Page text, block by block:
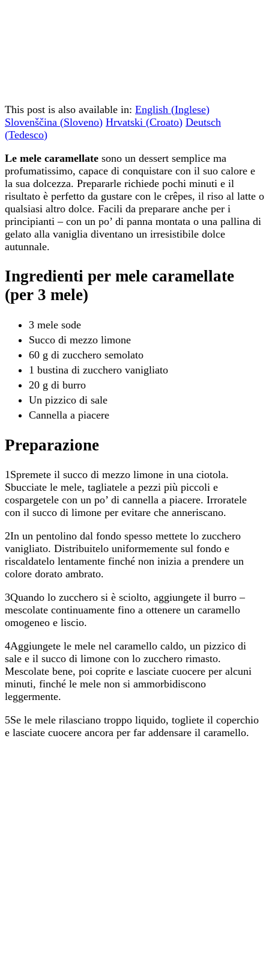
This post is also available in: English (Inglese)
Slovenščina (Sloveno) Hrvatski (Croato) Deutsch
(Tedesco)
Le mele caramellate sono un dessert semplice ma
profumatissimo, capace di conquistare con il suo calore e
la sua dolcezza. Prepararle richiede pochi minuti e il
risultato è perfetto da gustare con le crêpes, il riso al latte o
qualsiasi altro dolce. Facili da preparare anche per i
principianti – con un po’ di panna montata o una pallina di
gelato alla vaniglia diventano un irresistibile dolce
autunnale.
Ingredienti per mele caramellate
(per 3 mele)
3 mele sode
Succo di mezzo limone
60 g di zucchero semolato
1 bustina di zucchero vanigliato
20 g di burro
Un pizzico di sale
Cannella a piacere
Preparazione
1Spremete il succo di mezzo limone in una ciotola.
Sbucciate le mele, tagliatele a pezzi più piccoli e
cospargetele con un po’ di cannella a piacere. Irroratele
con il succo di limone per evitare che anneriscano.
2In un pentolino dal fondo spesso mettete lo zucchero
vanigliato. Distribuitelo uniformemente sul fondo e
riscaldatelo lentamente finché non inizia a prendere un
colore dorato ambrato.
3Quando lo zucchero si è sciolto, aggiungete il burro –
mescolate continuamente fino a ottenere un caramello
omogeneo e liscio.
4Aggiungete le mele nel caramello caldo, un pizzico di
sale e il succo di limone con lo zucchero rimasto.
Mescolate bene, poi coprite e lasciate cuocere per alcuni
minuti, finché le mele non si ammorbidiscono
leggermente.
5Se le mele rilasciano troppo liquido, togliete il coperchio
e lasciate cuocere ancora per far addensare il caramello.